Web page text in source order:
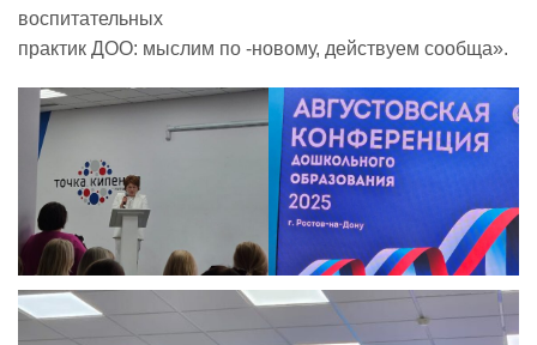
воспитательных
практик ДОО: мыслим по -новому, действуем сообща».